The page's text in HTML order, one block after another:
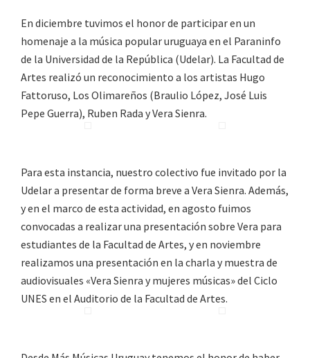
En diciembre tuvimos el honor de participar en un
homenaje a la música popular uruguaya en el Paraninfo
de la Universidad de la República (Udelar). La Facultad de
Artes realizó un reconocimiento a los artistas Hugo
Fattoruso, Los Olimareños (Braulio López, José Luis
Pepe Guerra), Ruben Rada y Vera Sienra.
Para esta instancia, nuestro colectivo fue invitado por la
Udelar a presentar de forma breve a Vera Sienra. Además,
y en el marco de esta actividad, en agosto fuimos
convocadas a realizar una presentación sobre Vera para
estudiantes de la Facultad de Artes, y en noviembre
realizamos una presentación en la charla y muestra de
audiovisuales «Vera Sienra y mujeres músicas» del Ciclo
UNES en el Auditorio de la Facultad de Artes.